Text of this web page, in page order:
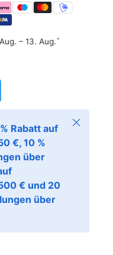
– 13. Aug.*
Rabatt auf
€, 10 %
über
€ und 20
über
Schließen